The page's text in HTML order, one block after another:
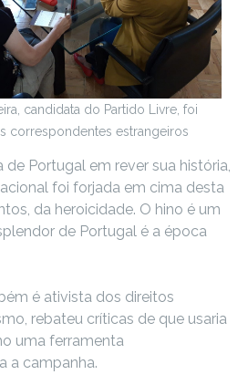
candidata do Partido Livre, foi
correspondentes estrangeiros
de Portugal em rever sua história,
foi forjada em cima desta
da heroicidade. O hino é um
de Portugal é a época
é ativista dos direitos
rebateu críticas de que usaria
uma ferramenta
a campanha.